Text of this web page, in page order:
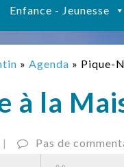
Enfance - Jeunesse
» Agenda » Pique-
à la
| Pas de